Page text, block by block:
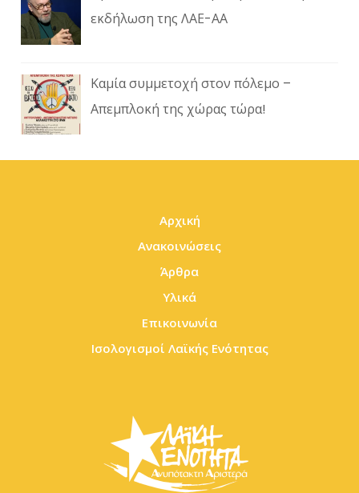
εκδήλωση της ΛΑΕ-ΑΑ
Καμία συμμετοχή στον πόλεμο –
Απεμπλοκή της χώρας τώρα!
Αρχική
Ανακοινώσεις
Άρθρα
Υλικά
Επικοινωνία
Ισολογισμοί Λαϊκής Ενότητας